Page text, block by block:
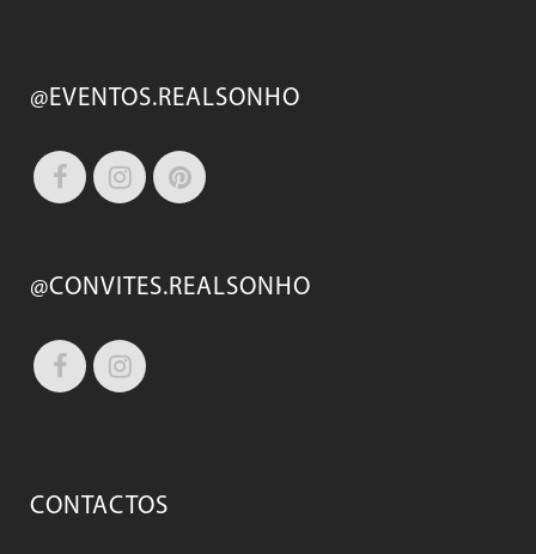
@EVENTOS.REALSONHO
@CONVITES.REALSONHO
CONTACTOS